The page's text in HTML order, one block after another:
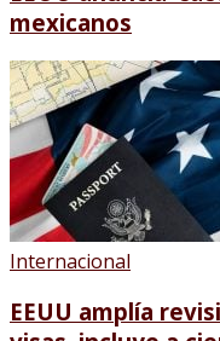
mexicanos
Internacional
EEUU amplía